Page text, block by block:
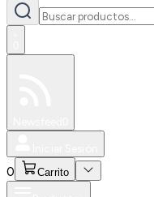
0 Carrito